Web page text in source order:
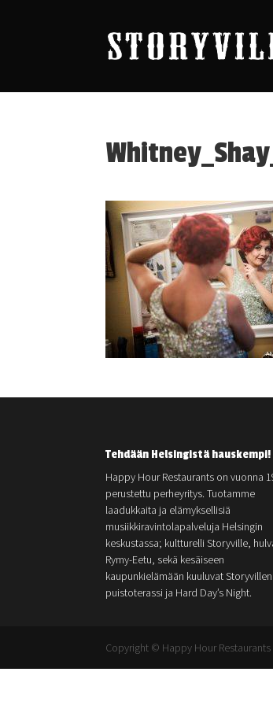
Tehdään Helsingistä hauskempi!
Happy Hour Restaurants on vuonna
perustettu perheyritys. Tuotamme
laadukkaita ja elämyksellisiä
musiikkiravintolapalveluja Helsingin
keskustassa; kultturelli Storyville,
Rymy-Eetu, sekä kesäiseen
kaupunkielämään kuuluvat Storyvillen
puistoterassi ja Hard Day’s Night.
Copyright © Happy Hour Restaurants